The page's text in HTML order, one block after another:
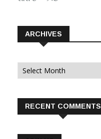
ARCHIVES
Archives
RECENT COMMENTS